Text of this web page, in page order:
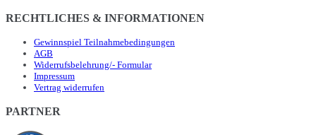
RECHTLICHES & INFORMATIONEN
Gewinnspiel Teilnahmebedingungen
AGB
Widerrufsbelehrung/- Formular
Impressum
Vertrag widerrufen
PARTNER